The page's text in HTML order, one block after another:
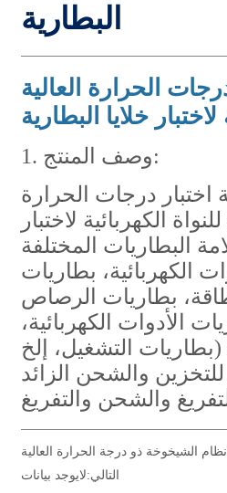
البطارية
نظام الشيخوخة ذو درجة الحرارة العالية
التالي:لايوجد بيانات